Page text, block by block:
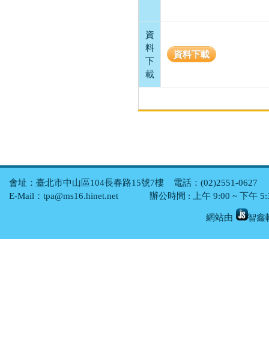
資
料
下
載
資料下載
會址：臺北市中山區104長春路15號7樓 電話：(02)2551-0627
E-Mail：tpa@ms16.hinet.net 辦公時間 : 上午 9:00 ~ 下午
網站由 智鑫